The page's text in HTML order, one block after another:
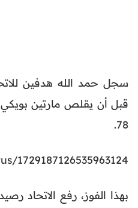
قبل أن يقلص مارتين
78.
1729187126535963124